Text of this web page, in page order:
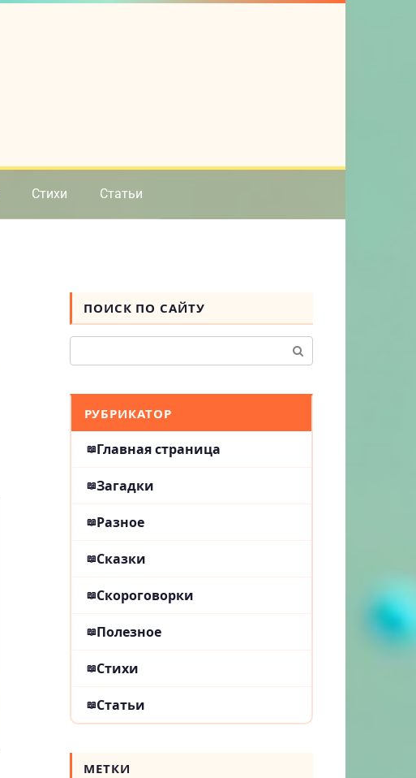
Стихи Статьи
ПОИСК ПО САЙТУ
РУБРИКАТОР
Главная страница
Загадки
Разное
Сказки
Скороговорки
Полезное
Стихи
Статьи
МЕТКИ